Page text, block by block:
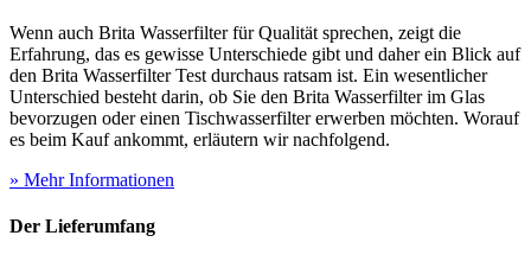
Wenn auch Brita Wasserfilter für Qualität sprechen, zeigt die
Erfahrung, das es gewisse Unterschiede gibt und daher ein Blick auf
den Brita Wasserfilter Test durchaus ratsam ist. Ein wesentlicher
Unterschied besteht darin, ob Sie den Brita Wasserfilter im Glas
bevorzugen oder einen Tischwasserfilter erwerben möchten. Worauf
es beim Kauf ankommt, erläutern wir nachfolgend.
» Mehr Informationen
Der Lieferumfang